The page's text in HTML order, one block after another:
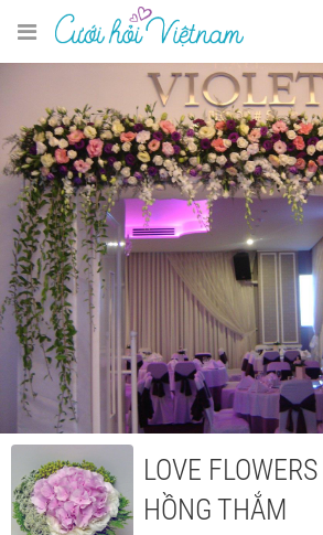
LOVE
HỒNG THẮM